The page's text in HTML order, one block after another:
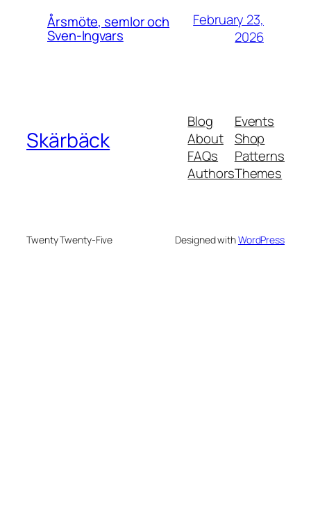
Årsmöte, semlor och
Sven-Ingvars
February 23,
2026
Skärbäck
Blog
About
FAQs
Authors
Events
Shop
Patterns
Themes
Twenty Twenty-Five Designed withWordPress